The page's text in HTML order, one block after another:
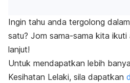
Ingin tahu anda tergolong
satu? Jom sama-sama kita
lanjut!
Untuk mendapatkan lebih
Kesihatan Lelaki, sila dapatkan